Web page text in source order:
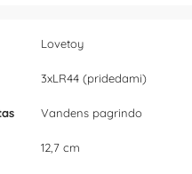
Lovetoy
3xLR44 (pridedami)
Vandens pagrindo
12,7 cm